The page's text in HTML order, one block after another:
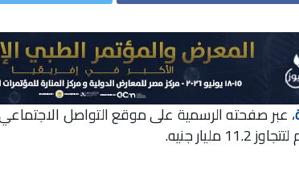
، عبر صفحته الرسمية على موقع التواصل
مليار جنيه.